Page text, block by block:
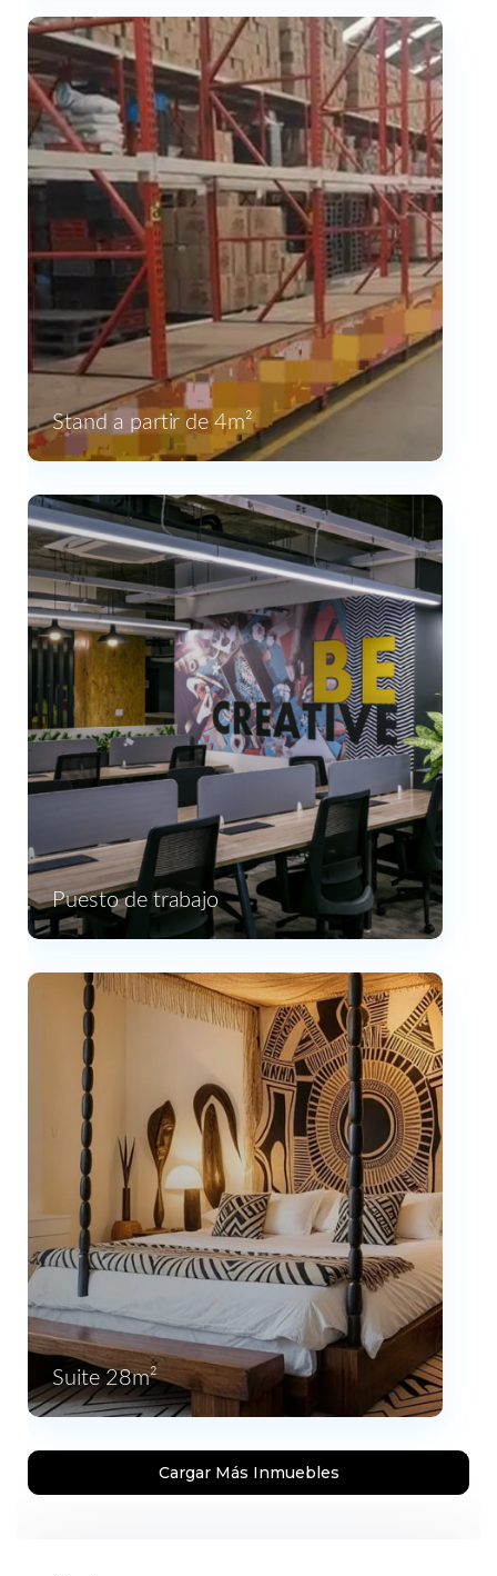
Stand a partir de 4m²
Puesto de trabajo
Suite 28m²
Cargar Más Inmuebles